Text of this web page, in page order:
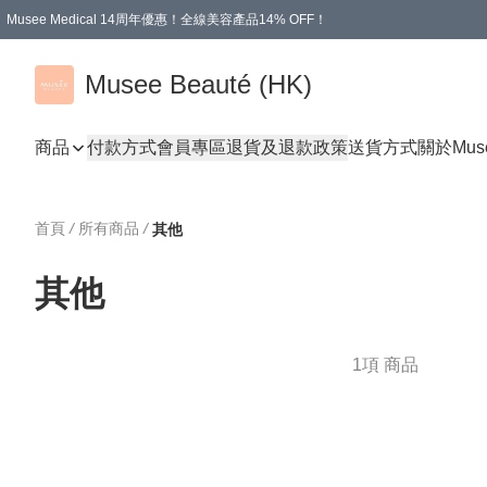
Musee Medical 14周年優惠！全線美容產品14% OFF！
Musee Beauté (HK)
商品 付款方式會員專區退貨及退款政策送貨方式關於
首頁 / 所有商品 / 其他
其他
1項 商品